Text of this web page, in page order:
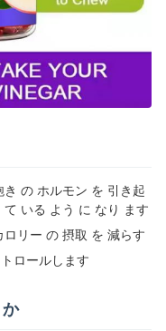
の ホルモン を 引き起
いる よう に なり ます
リー の 摂取 を 減らす
ロールします